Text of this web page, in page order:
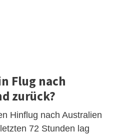
Flug nach
zurück?
Hinflug nach Australien
72 Stunden lag